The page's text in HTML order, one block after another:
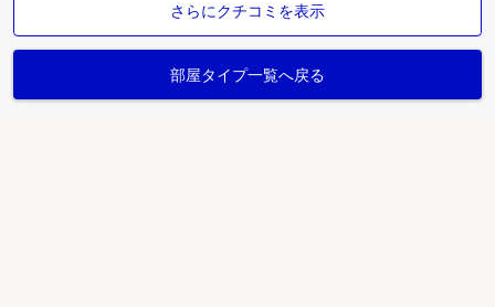
さらにクチコミを表示
部屋タイプ一覧へ戻る